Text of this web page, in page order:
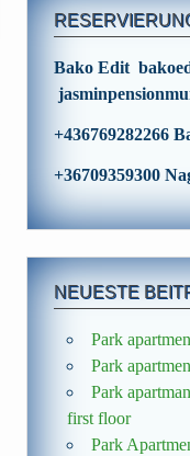
Bako Edit
+436769282266
+36709359300
NEUESTE
Park
Park
Park
first floor
Park